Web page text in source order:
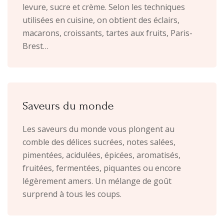
levure, sucre et crème. Selon les techniques
utilisées en cuisine, on obtient des éclairs,
macarons, croissants, tartes aux fruits, Paris-
Brest…
Saveurs du monde
Les saveurs du monde vous plongent au
comble des délices sucrées, notes salées,
pimentées, acidulées, épicées, aromatisés,
fruitées, fermentées, piquantes ou encore
légèrement amers. Un mélange de goût
surprend à tous les coups.